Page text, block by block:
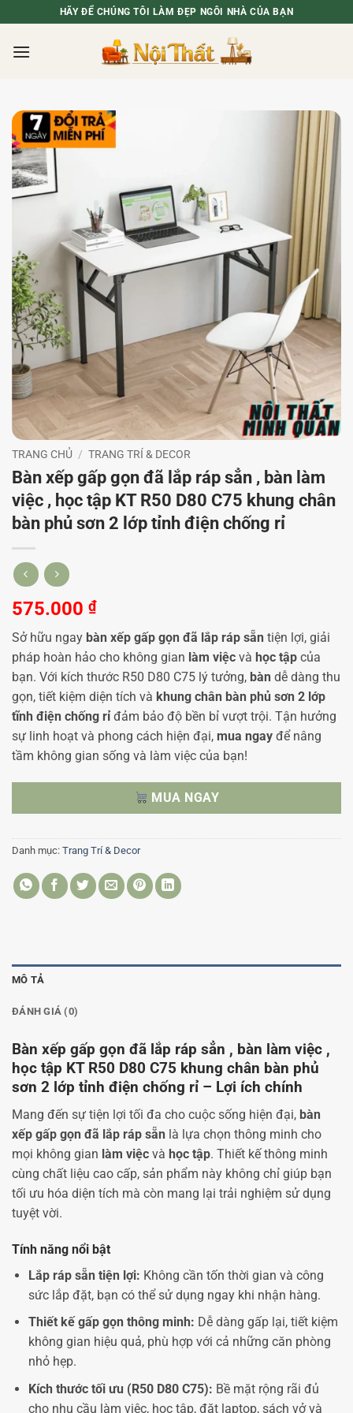
qua
nội
HÃY ĐỂ CHÚNG TÔI LÀM ĐẸP NGÔI NHÀ CỦA BẠN
TRANG CHỦ / TRANG TRÍ & DECOR
Bàn xếp gấp gọn đã lắp ráp sẳn , bàn làm
việc , học tập KT R50 D80 C75 khung chân
bàn phủ sơn 2 lớp tỉnh điện chống rỉ
575.000 ₫
Sở hữu ngay bàn xếp gấp gọn đã lắp ráp sẵn tiện lợi, giải
pháp hoàn hảo cho không gian làm việc và học tập của
bạn. Với kích thước R50 D80 C75 lý tưởng, bàn dễ dàng thu
gọn, tiết kiệm diện tích và khung chân bàn phủ sơn 2 lớp
tĩnh điện chống rỉ đảm bảo độ bền bỉ vượt trội. Tận hưởng
sự linh hoạt và phong cách hiện đại, mua ngay để nâng
tầm không gian sống và làm việc của bạn!
MUA NGAY
Danh mục: Trang Trí & Decor
MÔ TẢ
ĐÁNH GIÁ (0)
Bàn xếp gấp gọn đã lắp ráp sẳn , bàn làm việc ,
học tập KT R50 D80 C75 khung chân bàn phủ
sơn 2 lớp tỉnh điện chống rỉ – Lợi ích chính
Mang đến sự tiện lợi tối đa cho cuộc sống hiện đại, bàn
xếp gấp gọn đã lắp ráp sẵn là lựa chọn thông minh cho
mọi không gian làm việc và học tập. Thiết kế thông minh
cùng chất liệu cao cấp, sản phẩm này không chỉ giúp bạn
tối ưu hóa diện tích mà còn mang lại trải nghiệm sử dụng
tuyệt vời.
Tính năng nổi bật
Lắp ráp sẵn tiện lợi: Không cần tốn thời gian và công
sức lắp đặt, bạn có thể sử dụng ngay khi nhận hàng.
Thiết kế gấp gọn thông minh: Dễ dàng gấp lại, tiết kiệm
không gian hiệu quả, phù hợp với cả những căn phòng
nhỏ hẹp.
Kích thước tối ưu (R50 D80 C75): Bề mặt rộng rãi đủ
cho nhu cầu làm việc, học tập, đặt laptop, sách vở và